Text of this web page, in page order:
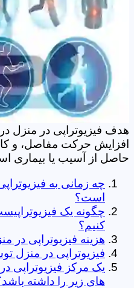
هدف فیزیوتراپی در منزل
افزایش حرکت مفاصل، و
حاصل از آسیب یا بیماری
چه زمانی به
است؟
چگونه یک
کنیم؟
هزینه فیزیوتراپی
فیزیوتراپی در منزل
یک مرکز فیزیوتراپی
های زیر را داشته